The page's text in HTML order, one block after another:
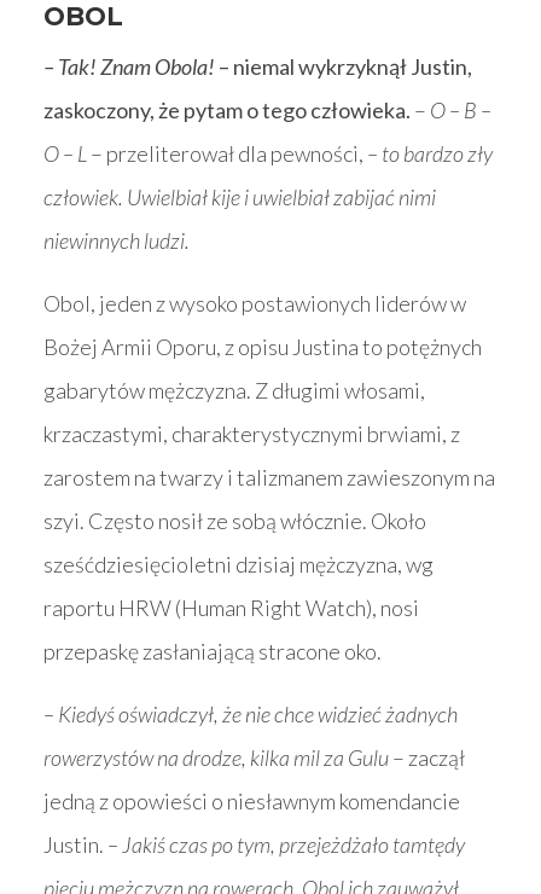
OBOL
– Tak! Znam Obola! – niemal wykrzyknął Justin,
zaskoczony, że pytam o tego człowieka. – O – B –
O – L – przeliterował dla pewności, – to bardzo zły
człowiek. Uwielbiał kije i uwielbiał zabijać nimi
niewinnych ludzi.
Obol, jeden z wysoko postawionych liderów w
Bożej Armii Oporu, z opisu Justina to potężnych
gabarytów mężczyzna. Z długimi włosami,
krzaczastymi, charakterystycznymi brwiami, z
zarostem na twarzy i talizmanem zawieszonym na
szyi. Często nosił ze sobą włócznie. Około
sześćdziesięcioletni dzisiaj mężczyzna, wg
raportu HRW (Human Right Watch), nosi
przepaskę zasłaniającą stracone oko.
– Kiedyś oświadczył, że nie chce widzieć żadnych
rowerzystów na drodze, kilka mil za Gulu– zaczął
jedną z opowieści o niesławnym komendancie
Justin. – Jakiś czas po tym, przejeżdżało tamtędy
pięciu mężczyzn na rowerach. Obol ich zauważył.